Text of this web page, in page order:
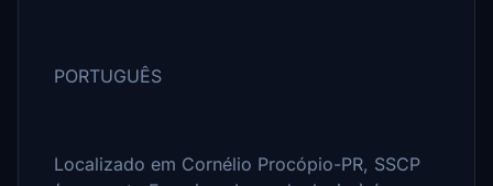
PORTUGUÊS
Localizado em Cornélio Procópio-PR, SSCP